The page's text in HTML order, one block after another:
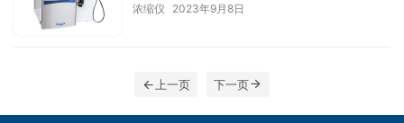
浓缩仪 2023年9月8日
上一页 下一页